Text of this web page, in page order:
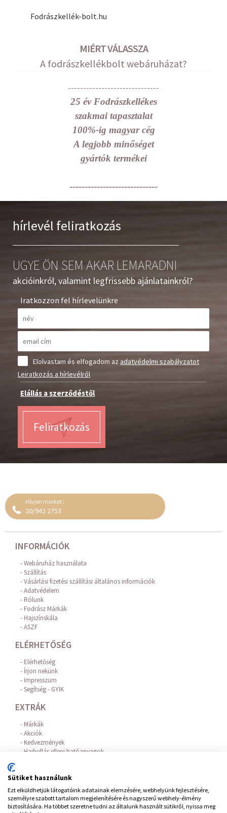
Fodrászkellék-bolt.hu
MIÉRT VÁLASSZA
A fodrászkellékbolt webáruházat?
------------------------------
25 év Fodrászkellékes
szakmai tapasztalat
100%-ig magyar cég
A legjobb minőséget
gyártók termékei
-----------------------------
hírlevél feliratkozás
UGYE ÖN SEM AKAR LEMARADNI
akcióinkról, valamint legfrissebb ajánlatainkról?
Iratkozzon fel hírlevelünkre
Elolvastam és elfogadom azadatvédelmi szabályzatot
Leiratkozás a hírlevélről
Elállás a szerződéstől
Feliratkozás
Hívjon minket :
20/942 2753
INFORMÁCIÓK
Webáruház használata
Szállítás
Vásárlási fizetési szállítási általános információk
Adatvédelem
Rólunk
Fodrász Márkák
Hajszínskála
ASZF
ELÉRHETŐSÉG
Elérhetőség
Írjon nekünk
Impresszum
Segítség - GYIK
EXTRÁK
Márkák
Akciók
Kedvezmények
Hajhullás elleni hatóanyagok
FIÓKOM
Belépés / Regisztráció
Hírlevél feliratkozás
Sütiket használunk
Ezt elküldhetjük látogatóink adatainak elemzésére, webhelyünk fejlesztésére,
személyre szabott tartalom megjelenítésére és nagyszerű webhely-élmény
biztosítására. Ha többet szeretne tudni az általunk használt sütikről, nyissa meg